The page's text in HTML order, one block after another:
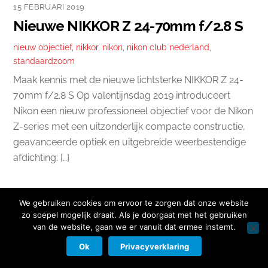
15 FEBRUARI 2019
Nieuwe NIKKOR Z 24-70mm f/2.8 S
nieuw objectief, nikkor, nikon, nikon club nederland,
standaardzoom
Maak kennis met de nieuwe lichtsterke NIKKOR Z 24-
70mm f/2.8 S Op valentijnsdag 2019 introduceert
Nikon een nieuw professioneel objectief voor de Nikon
Z-series met een uitzonderlijk compacte constructie,
geavanceerde optiek en uitgebreide weerbestendige
afdichting: […]
Copyright © 2026 Nikon Club Nederland |
FacebookInstagramTwitter
We gebruiken cookies om ervoor te zorgen dat onze website
zo soepel mogelijk draait. Als je doorgaat met het gebruiken
van de website, gaan we er vanuit dat ermee instemt.
Ok Privacyverklaring